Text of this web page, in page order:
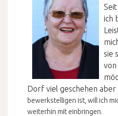
ich
sie
Dorf viel geschehen aber
bewerkstelligen ist, will ich
weiterhin mit einbringen.